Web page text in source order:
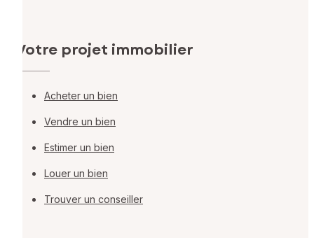
Votre projet immobilier
Acheter un bien
Vendre un bien
Estimer un bien
Louer un bien
Trouver un conseiller